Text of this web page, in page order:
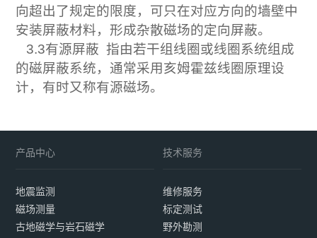
向超出了规定的限度，可只在对应方向的墙壁中
安装屏蔽材料，形成杂散磁场的定向屏蔽。
3.3有源屏蔽 指由若干组线圈或线圈系统组成
的磁屏蔽系统，通常采用亥姆霍兹线圈原理设
计，有时又称有源磁场。
产品中心
地震监测
磁场测量
古地磁学与岩石磁学
技术服务
维修服务
标定测试
野外勘测